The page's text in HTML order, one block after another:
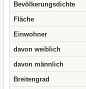
Bevölkerungsdichte
Fläche
Einwohner
davon weiblich
davon männlich
Breitengrad